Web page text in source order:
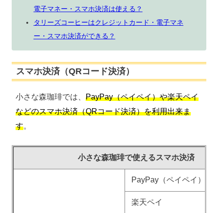
電子マネー・スマホ決済は使える？
タリーズコーヒーはクレジットカード・電子マネ
ー・スマホ決済ができる？
スマホ決済（QRコード決済）
小さな森珈琲では、 PayPay（ペイペイ）や楽天ペイ
などのスマホ決済（QRコード決済）を利用出来ま
す。
小さな森珈琲で使えるスマホ決済
PayPay（ペイペイ）
楽天ペイ